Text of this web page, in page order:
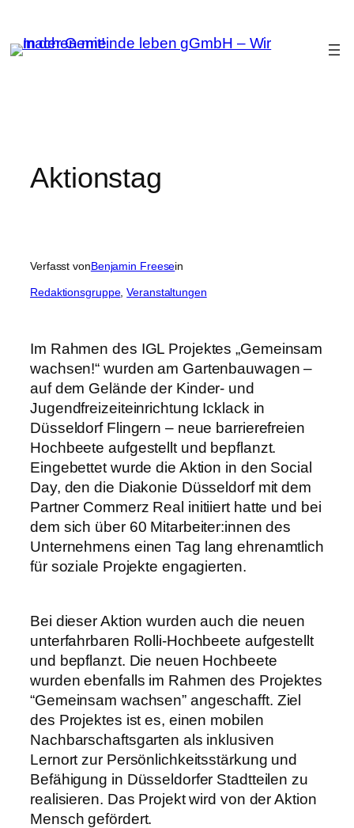
Inhalt
springen
Aktionstag
Verfasst vonBenjamin Freesein
Redaktionsgruppe, Veranstaltungen
Im Rahmen des IGL Projektes „Gemeinsam
wachsen!“ wurden am Gartenbauwagen –
auf dem Gelände der Kinder- und
Jugendfreizeiteinrichtung Icklack in
Düsseldorf Flingern – neue barrierefreien
Hochbeete aufgestellt und bepflanzt.
Eingebettet wurde die Aktion in den Social
Day, den die Diakonie Düsseldorf mit dem
Partner Commerz Real initiiert hatte und bei
dem sich über 60 Mitarbeiter:innen des
Unternehmens einen Tag lang ehrenamtlich
für soziale Projekte engagierten.
Bei dieser Aktion wurden auch die neuen
unterfahrbaren Rolli-Hochbeete aufgestellt
und bepflanzt. Die neuen Hochbeete
wurden ebenfalls im Rahmen des Projektes
“Gemeinsam wachsen” angeschafft. Ziel
des Projektes ist es, einen mobilen
Nachbarschaftsgarten als inklusiven
Lernort zur Persönlichkeitsstärkung und
Befähigung in Düsseldorfer Stadtteilen zu
realisieren. Das Projekt wird von der Aktion
Mensch gefördert.